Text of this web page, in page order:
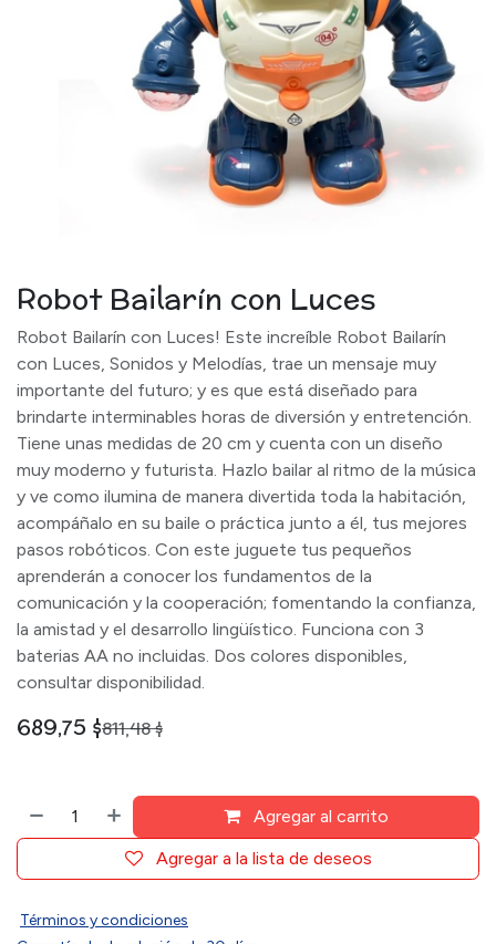
Robot Bailarín con Luces
Robot Bailarín con Luces! Este increíble Robot Bailarín
con Luces, Sonidos y Melodías, trae un mensaje muy
importante del futuro; y es que está diseñado para
brindarte interminables horas de diversión y entretención.
Tiene unas medidas de 20 cm y cuenta con un diseño
muy moderno y futurista. Hazlo bailar al ritmo de la música
y ve como ilumina de manera divertida toda la habitación,
acompáñalo en su baile o práctica junto a él, tus mejores
pasos robóticos. Con este juguete tus pequeños
aprenderán a conocer los fundamentos de la
comunicación y la cooperación; fomentando la confianza,
la amistad y el desarrollo lingüístico. Funciona con 3
baterias AA no incluidas. Dos colores disponibles,
consultar disponibilidad.
689,75 $811,48$
Agregar al carrito
Agregar a la lista de deseos
Términos y condiciones